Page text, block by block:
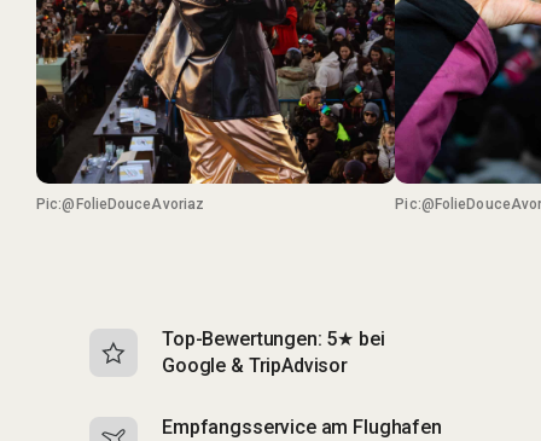
Pic:@FolieDouceAvoriaz
Top-Bewertungen: 5★ bei
Google & TripAdvisor
Empfangsservice am Flughafen